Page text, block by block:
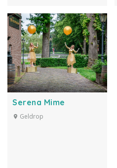
Serena Mime
Geldrop